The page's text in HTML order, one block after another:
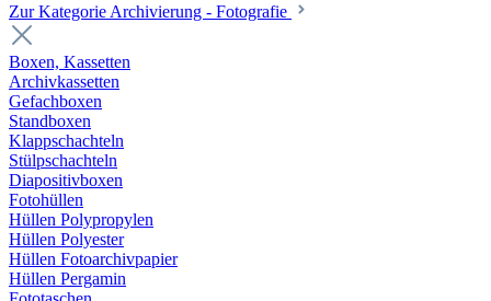
Zur Kategorie Archivierung - Fotografie
Boxen, Kassetten
Archivkassetten
Gefachboxen
Standboxen
Klappschachteln
Stülpschachteln
Diapositivboxen
Fotohüllen
Hüllen Polypropylen
Hüllen Polyester
Hüllen Fotoarchivpapier
Hüllen Pergamin